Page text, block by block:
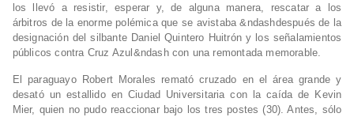
los llevó a resistir, esperar y, de alguna manera, rescatar a los
árbitros de la enorme polémica que se avistaba &ndashdespués de la
designación del silbante Daniel Quintero Huitrón y los señalamientos
públicos contra Cruz Azul&ndash con una remontada memorable.
El paraguayo Robert Morales remató cruzado en el área grande y
desató un estallido en Ciudad Universitaria con la caída de Kevin
Mier, quien no pudo reaccionar bajo los tres postes (30). Antes, sólo